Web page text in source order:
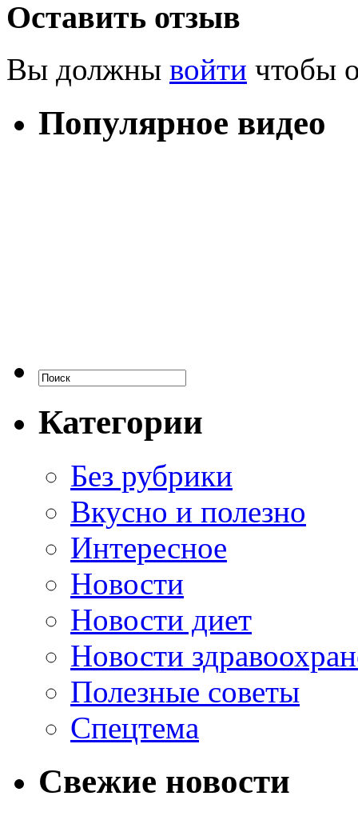
Оставить отзыв
Вы должны войти чтобы
Популярное видео
Категории
Без рубрики
Вкусно и полезно
Интересное
Новости
Новости диет
Новости
Полезные советы
Спецтема
Свежие новости